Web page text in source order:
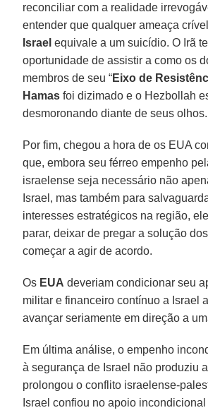
reconciliar com a realidade
entender que qualquer ameaça
Israel equivale a um suicídio. O Irã
oportunidade de assistir a como os
membros de seu “Eixo de
Hamas foi dizimado e o Hezbollah
desmoronando diante de seus olhos.
Por fim, chegou a hora de os EUA
que, embora seu férreo empenho
israelense seja necessário não
Israel, mas também para
interesses estratégicos na região,
parar, deixar de pregar a solução
começar a agir de acordo.
Os EUA deveriam condicionar seu
militar e financeiro contínuo a Israel
avançar seriamente em direção a
Em última análise, o empenho
à segurança de Israel não produziu
prolongou o conflito israelense-
Israel confiou no apoio